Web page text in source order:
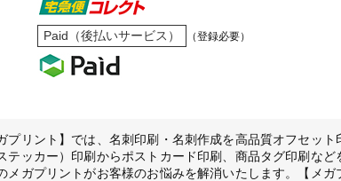
Paid（後払いサービス） （登録必要）
プリント】では、名刺印刷・名刺作成を高品質オフセット
テッカー）印刷からポストカード印刷、商品タグ印刷な
メガプリントがお客様のお悩みを解消いたします。【メ